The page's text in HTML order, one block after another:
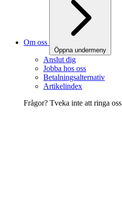
Om oss
Öppna undermeny
Anslut dig
Jobba hos oss
Betalningsalternativ
Artikelindex
Frågor? Tveka inte att ringa